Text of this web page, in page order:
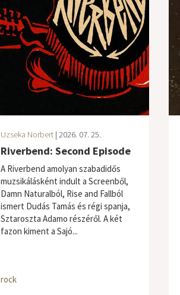
Uzseka Norbert| 2026. 07. 25.
Riverbend: Second Episode
A Riverbend amolyan szabadidős
muzsikálásként indult a Screenből,
Damn Naturalból, Rise and Fallból
ismert Dudás Tamás és régi spanja,
Sztaroszta Adamo részéről. A két
fazon kiment a Sajó...
rock